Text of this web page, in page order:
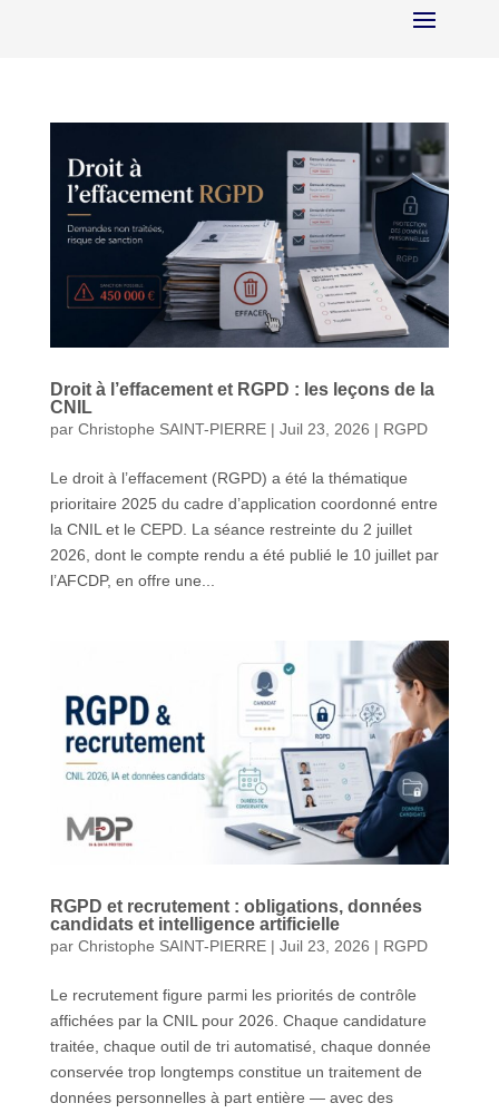
Droit à l’effacement et RGPD : les leçons de la
CNIL
par Christophe SAINT-PIERRE| Juil 23, 2026 | RGPD
Le droit à l’effacement (RGPD) a été la thématique
prioritaire 2025 du cadre d’application coordonné entre
la CNIL et le CEPD. La séance restreinte du 2 juillet
2026, dont le compte rendu a été publié le 10 juillet par
l’AFCDP, en offre une...
RGPD et recrutement : obligations, données
candidats et intelligence artificielle
par Christophe SAINT-PIERRE| Juil 23, 2026 | RGPD
Le recrutement figure parmi les priorités de contrôle
affichées par la CNIL pour 2026. Chaque candidature
traitée, chaque outil de tri automatisé, chaque donnée
conservée trop longtemps constitue un traitement de
données personnelles à part entière — avec des